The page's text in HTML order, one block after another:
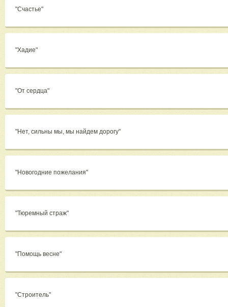
"Счастье"
"Хадие"
"От сердца"
"Нет, сильны мы, мы найдем дорогу"
"Новогодние пожелания"
"Тюремный страж"
"Помощь весне"
"Строитель"